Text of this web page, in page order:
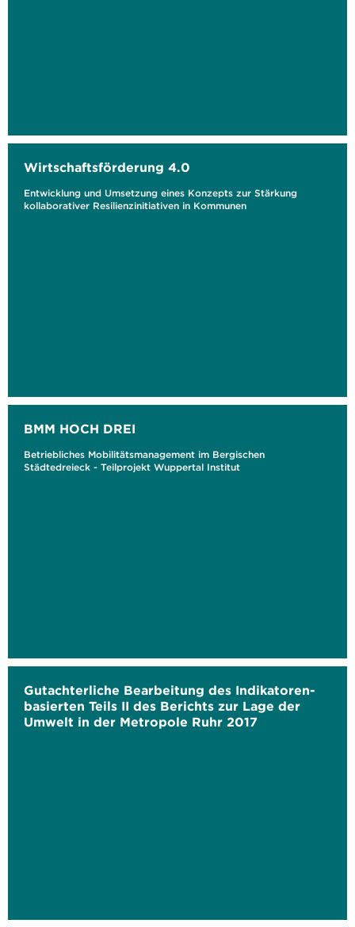
Wirtschaftsförderung 4.0
Entwicklung und Umsetzung eines Konzepts zur Stärkung
kollaborativer Resilienzinitiativen in Kommunen
BMM HOCH DREI
Betriebliches Mobilitätsmanagement im Bergischen
Städtedreieck - Teilprojekt Wuppertal Institut
Gutachterliche Bearbeitung des Indikatoren-
basierten Teils II des Berichts zur Lage der
Umwelt in der Metropole Ruhr 2017